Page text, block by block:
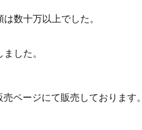
数十万以上でした。
した。
ページにて販売しております。